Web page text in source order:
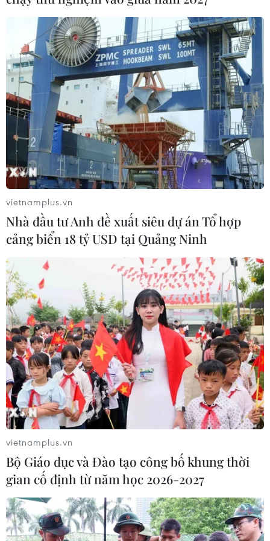
tiếp trên các kênh VTV6, VTV5, VTV6HD, VTV5HD,
K+PM, BDTV, VTC3.
vietnamplus.vn
Nhà đầu tư Anh đề xuất siêu dự án Tổ hợp
cảng biển 18 tỷ USD tại Quảng Ninh
vietnamplus.vn
Bộ Giáo dục và Đào tạo công bố khung thời
gian cố định từ năm học 2026-2027